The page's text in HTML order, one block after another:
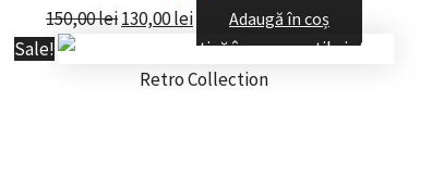
150,00lei130,00lei Adaugă în coș
Sale!
Retro Collection